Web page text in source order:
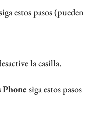
siga estos pasos (pueden
la casilla.
siga estos pasos